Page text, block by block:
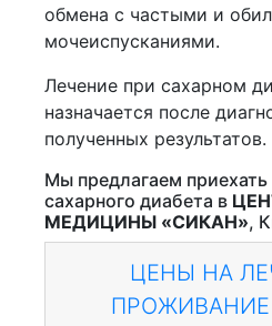
обмена с частыми и
мочеиспусканиями.
Лечение при сахарном
назначается после
полученных результатов.
Мы предлагаем приехать
сахарного диабета в
МЕДИЦИНЫ «СИКАН»,
ЦЕНЫ НА
ПРОЖИВАНИЕ